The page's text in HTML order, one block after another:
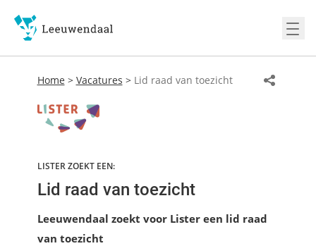
Home > Vacatures > Lid raad van toezicht
LISTER ZOEKT EEN:
Lid raad van toezicht
Leeuwendaal zoekt voor Lister een lid raad
van toezicht